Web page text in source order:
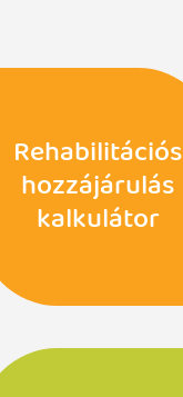
Rehabilitációs
hozzájárulás
kalkulátor